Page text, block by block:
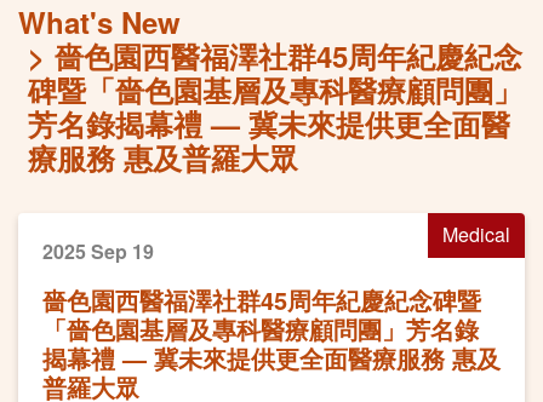
What's New
嗇色園西醫福澤社群45周年紀慶紀念
碑暨「嗇色園基層及專科醫療顧問團」
芳名錄揭幕禮 — 冀未來提供更全面醫
療服務 惠及普羅大眾
Medical
2025 Sep 19
嗇色園西醫福澤社群45周年紀慶紀念碑暨
「嗇色園基層及專科醫療顧問團」芳名錄
揭幕禮 — 冀未來提供更全面醫療服務 惠及
普羅大眾